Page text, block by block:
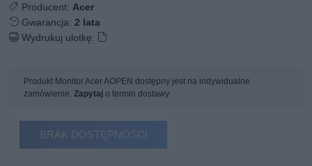
Producent: Acer
Gwarancja:2 lata
Wydrukuj ulotkę:
Produkt Monitor Acer AOPEN dostępny jest na indywidualne
zamówienie.Zapytaj o termin dostawy.
BRAK DOSTĘPNOŚCI